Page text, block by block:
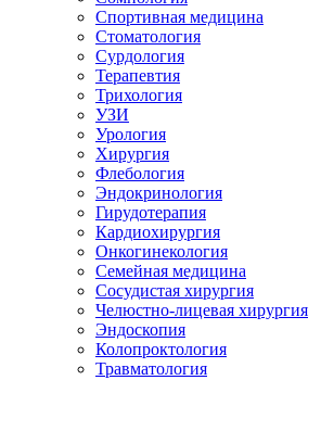
Спортивная медицина
Стоматология
Сурдология
Терапевтия
Трихология
УЗИ
Урология
Хирургия
Флебология
Эндокринология
Гирудотерапия
Кардиохирургия
Онкогинекология
Семейная медицина
Сосудистая хирургия
Челюстно-лицевая хирургия
Эндоскопия
Колопроктология
Травматология